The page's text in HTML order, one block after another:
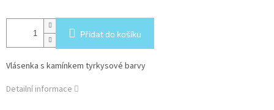
Přidat do košíku
Vlásenka s kamínkem tyrkysové barvy
Detailní informace